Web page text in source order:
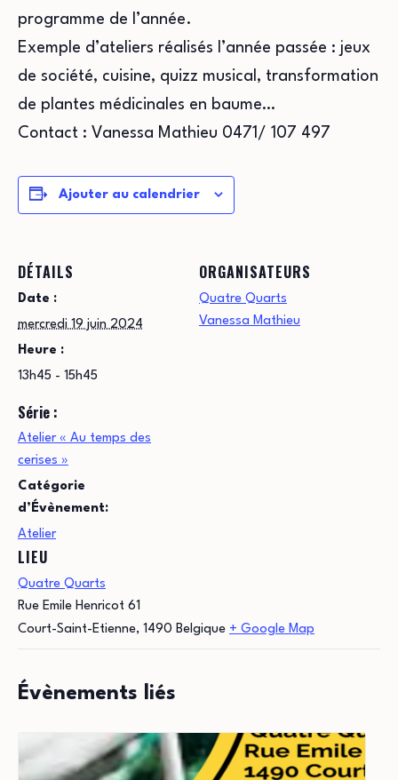
programme de l’année.
Exemple d’ateliers réalisés l’année passée : jeux
de société, cuisine, quizz musical, transformation
de plantes médicinales en baume…
Contact : Vanessa Mathieu 0471/ 107 497
Ajouter au calendrier
DÉTAILS
Date :
mercredi 19 juin 2024
Heure :
13h45 - 15h45
Série :
Atelier « Au temps des
cerises »
Catégorie
d’Évènement:
Atelier
LIEU
Quatre Quarts
Rue Emile Henricot 61
Court-Saint-Etienne, 1490 Belgique + Google Map
ORGANISATEURS
Quatre Quarts
Vanessa Mathieu
Évènements liés